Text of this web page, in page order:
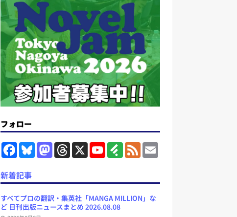
フォロー
F
a
e
b
o
o
k
B
l
k
y
M
a
d
o
n
T
h
d
s
X
Y
o
b
e
C
h
F
e
y
F
e
E
m
新着記事
すべてプロの翻訳・集英社「MANGA MILLION」な
ど 日刊出版ニュースまとめ 2026.08.08